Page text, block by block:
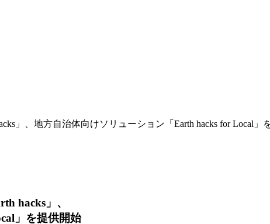
」、地方自治体向けソリューション「Earth hacks for Local
hacks」、
」を提供開始